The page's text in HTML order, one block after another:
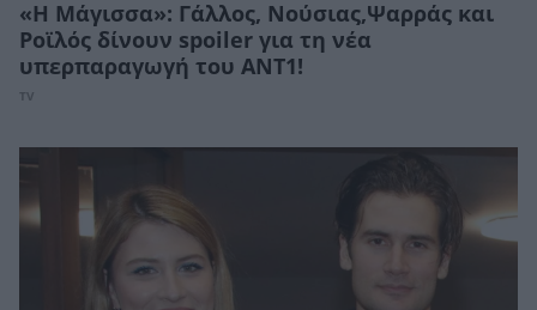
«Η Μάγισσα»: Γάλλος, Νούσιας,Ψαρράς και
Ροϊλός δίνουν spoiler για τη νέα
υπερπαραγωγή του ANT1!
TV